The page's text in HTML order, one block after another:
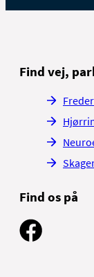
Find vej,
Find os på